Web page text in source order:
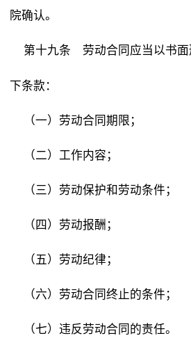
院确认。
第十九条 劳动合同应当以书
下条款：
（一）劳动合同期限；
（二）工作内容；
（三）劳动保护和劳动条件；
（四）劳动报酬；
（五）劳动纪律；
（六）劳动合同终止的条件；
（七）违反劳动合同的责任。